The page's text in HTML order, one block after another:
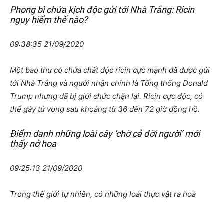
Phong bì chứa kịch độc gửi tới Nhà Trắng: Ricin
nguy hiểm thế nào?
09:38:35 21/09/2020
Một bao thư có chứa chất độc ricin cực mạnh đã được gửi
tới Nhà Trắng và người nhận chính là Tổng thống Donald
Trump nhưng đã bị giới chức chặn lại. Ricin cực độc, có
thể gây tử vong sau khoảng từ 36 đến 72 giờ đồng hồ.
Điểm danh những loài cây ‘chờ cả đời người’ mới
thấy nở hoa
09:25:13 21/09/2020
Trong thế giới tự nhiên, có những loài thực vật ra hoa